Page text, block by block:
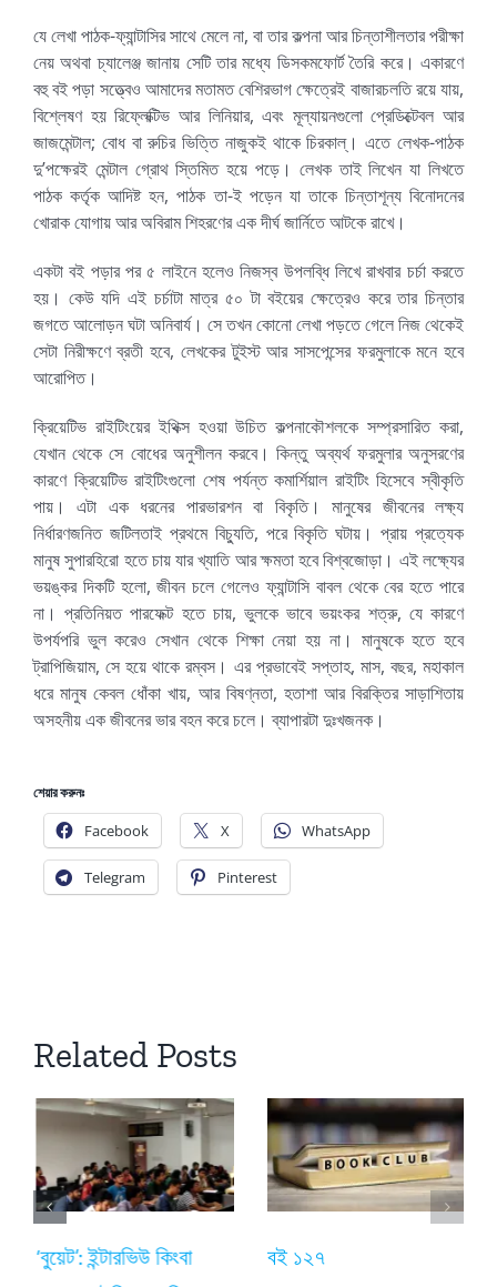
যে লেখা পাঠক-ফ্যান্টাসির সাথে মেলে না, বা তার কল্পনা আর চিন্তাশীলতার পরীক্ষা
নেয় অথবা চ্যালেঞ্জ জানায় সেটি তার মধ্যে ডিসকমফোর্ট তৈরি করে। একারণে
বহু বই পড়া সত্ত্বেও আমাদের মতামত বেশিরভাগ ক্ষেত্রেই বাজারচলতি রয়ে যায়,
বিশ্লেষণ হয় রিফ্লেক্টিভ আর লিনিয়ার, এবং মূল্যায়নগুলো প্রেডিক্টেবল আর
জাজমেন্টাল; বোধ বা রুচির ভিত্তি নাজুকই থাকে চিরকাল্। এতে লেখক-পাঠক
দু’পক্ষেরই মেন্টাল গ্রোথ স্তিমিত হয়ে পড়ে। লেখক তাই লিখেন যা লিখতে
পাঠক কর্তৃক আদিষ্ট হন, পাঠক তা-ই পড়েন যা তাকে চিন্তাশূন্য বিনোদনের
খোরাক যোগায় আর অবিরাম শিহরণের এক দীর্ঘ জার্নিতে আটকে রাখে।
একটা বই পড়ার পর ৫ লাইনে হলেও নিজস্ব উপলব্ধি লিখে রাখবার চর্চা করতে
হয়। কেউ যদি এই চর্চাটা মাত্র ৫০ টা বইয়ের ক্ষেত্রেও করে তার চিন্তার
জগতে আলোড়ন ঘটা অনিবার্য। সে তখন কোনো লেখা পড়তে গেলে নিজ থেকেই
সেটা নিরীক্ষণে ব্রতী হবে, লেখকের টুইস্ট আর সাসপেন্সের ফরমুলাকে মনে হবে
আরোপিত।
ক্রিয়েটিভ রাইটিংয়ের ইথিক্স হওয়া উচিত কল্পনাকৌশলকে সম্প্রসারিত করা,
যেখান থেকে সে বোধের অনুশীলন করবে। কিন্তু অব্যর্থ ফরমুলার অনুসরণের
কারণে ক্রিয়েটিভ রাইটিংগুলো শেষ পর্যন্ত কমার্শিয়াল রাইটিং হিসেবে স্বীকৃতি
পায়। এটা এক ধরনের পারভারশন বা বিকৃতি। মানুষের জীবনের লক্ষ্য
নির্ধারণজনিত জটিলতাই প্রথমে বিচ্যুতি, পরে বিকৃতি ঘটায়। প্রায় প্রত্যেক
মানুষ সুপারহিরো হতে চায় যার খ্যাতি আর ক্ষমতা হবে বিশ্বজোড়া। এই লক্ষ্যের
ভয়ঙ্কর দিকটি হলো, জীবন চলে গেলেও ফ্যান্টাসি বাবল থেকে বের হতে পারে
না। প্রতিনিয়ত পারফেক্ট হতে চায়, ভুলকে ভাবে ভয়ংকর শত্রু, যে কারণে
উপর্যপরি ভুল করেও সেখান থেকে শিক্ষা নেয়া হয় না। মানুষকে হতে হবে
ট্রাপিজিয়াম, সে হয়ে থাকে রম্বস। এর প্রভাবেই সপ্তাহ, মাস, বছর, মহাকাল
ধরে মানুষ কেবল ধোঁকা খায়, আর বিষণ্নতা, হতাশা আর বিরক্তির সাড়াশিতায়
অসহনীয় এক জীবনের ভার বহন করে চলে। ব্যাপারটা দুঃখজনক।
শেয়ার করুনঃ
Facebook X WhatsApp
Telegram Pinterest
Related Posts
‘বুয়েট’: ইন্টারভিউ কিংবা
বই ১২৭